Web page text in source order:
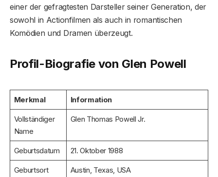
einer der gefragtesten Darsteller seiner Generation, der
sowohl in Actionfilmen als auch in romantischen
Komödien und Dramen überzeugt.
Profil-Biografie von Glen Powell
Merkmal Information
Vollständiger
Name
Glen Thomas Powell Jr.
Geburtsdatum 21. Oktober 1988
Geburtsort Austin, Texas, USA